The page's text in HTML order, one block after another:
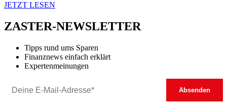
JETZT LESEN
ZASTER-NEWSLETTER
Tipps rund ums Sparen
Finanznews einfach erklärt
Expertenmeinungen